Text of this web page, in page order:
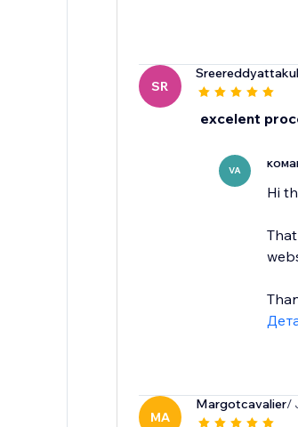
SR
excelent
VA
Hi
MA
Margotcavalier/